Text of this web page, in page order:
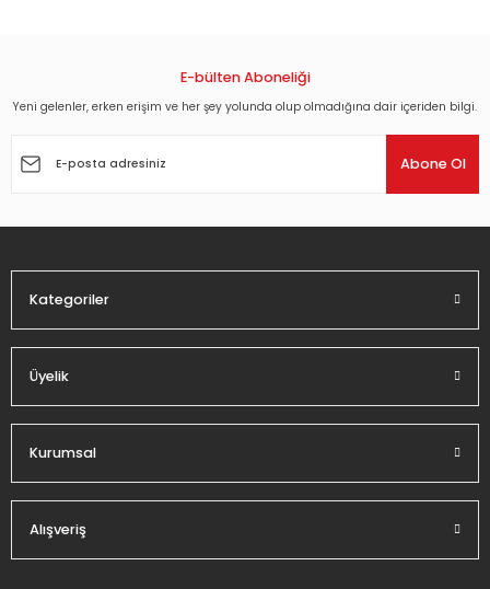
Görüş ve önerileriniz için teşekkür ederiz.
Ürün açıklamasında eksik bilgiler bulunuyor.
E-bülten Aboneliği
Yeni gelenler, erken erişim ve her şey yolunda olup olmadığına dair içeriden bilgi.
Abone Ol
Kategoriler
Üyelik
Kurumsal
Alışveriş